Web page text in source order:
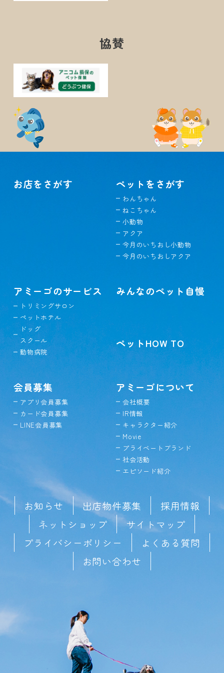
協賛
お店をさがす ペットをさがす
わんちゃん
ねこちゃん
小動物
アクア
今月のいちおし小動物
今月のいちおしアクア
アミーゴのサービス
トリミングサロン
ペットホテル
ドッグ
スクール
動物病院
みんなのペット自慢
ペットHOW TO
会員募集
アプリ会員募集
カード会員募集
LINE会員募集
アミーゴについて
会社概要
IR情報
キャラクター紹介
Movie
プライベートブランド
社会活動
エピソード紹介
お知らせ 出店物件募集
採用情報
ネットショップ
サイトマップ
プライバシーポリシー
よくある質問
お問い合わせ